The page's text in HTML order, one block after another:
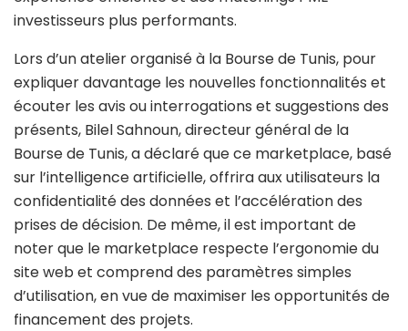
investisseurs plus performants.
Lors d’un atelier organisé à la Bourse de Tunis, pour
expliquer davantage les nouvelles fonctionnalités et
écouter les avis ou interrogations et suggestions des
présents, Bilel Sahnoun, directeur général de la
Bourse de Tunis, a déclaré que ce marketplace, basé
sur l’intelligence artificielle, offrira aux utilisateurs la
confidentialité des données et l’accélération des
prises de décision. De même, il est important de
noter que le marketplace respecte l’ergonomie du
site web et comprend des paramètres simples
d’utilisation, en vue de maximiser les opportunités de
financement des projets.